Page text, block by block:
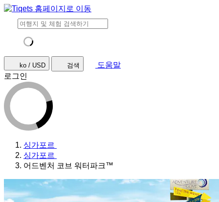
ko / USD 검색
도움말
로그인
싱가포르
싱가포르
어드벤처 코브 워터파크™